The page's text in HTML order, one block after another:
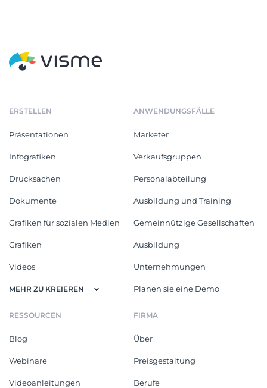
ERSTELLEN
Präsentationen
Infografiken
Drucksachen
Dokumente
Grafiken für sozialen Medien
Grafiken
Videos
MEHR ZU KREIEREN
ANWENDUNGSFÄLLE
Marketer
Verkaufsgruppen
Personalabteilung
Ausbildung und Training
Gemeinnützige Gesellschaften
Ausbildung
Unternehmungen
Planen sie eine Demo
RESSOURCEN
Blog
Webinare
Videoanleitungen
FIRMA
Über
Preisgestaltung
Berufe